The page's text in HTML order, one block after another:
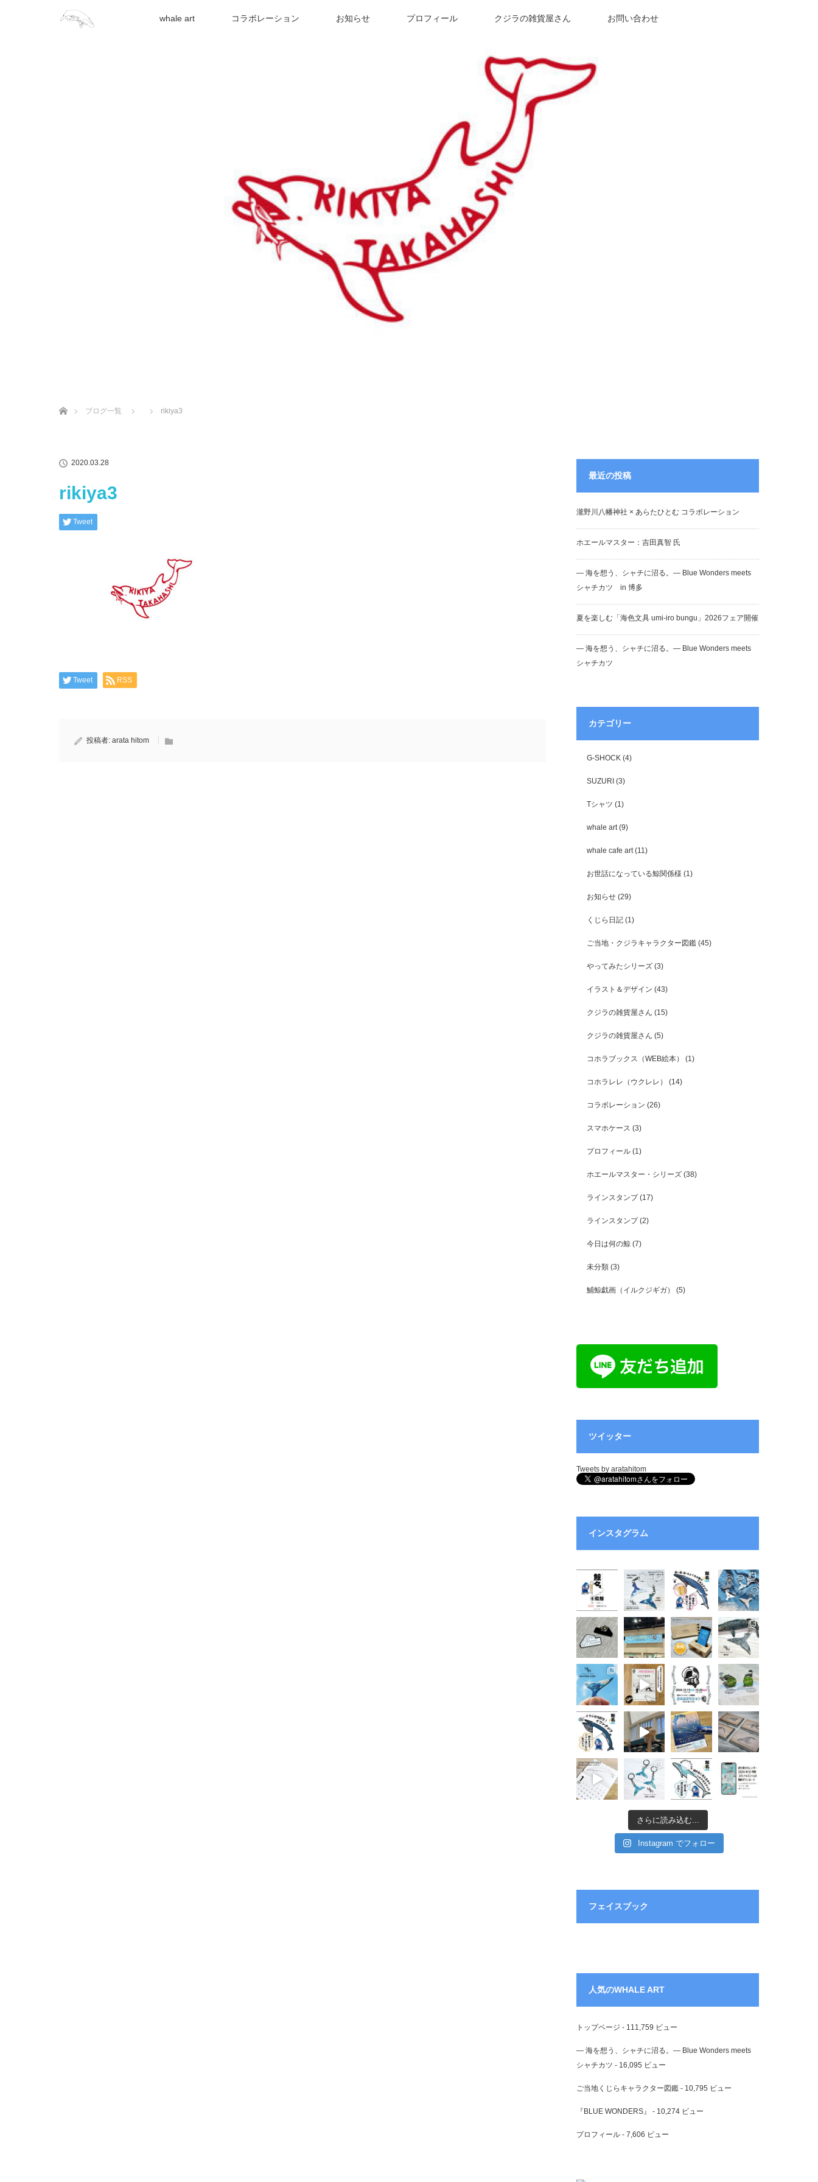
whale art コラボレーション お知らせ プロフィール クジラの雑貨屋さん お問い合わせ
ブログ一覧
rikiya3
2020.03.28
rikiya3
Tweet
Tweet RSS
投稿者: arata hitom
最近の投稿
瀧野川八幡神社 × あらたひとむ コラボレーション
ホエールマスター：吉田真智 氏
― 海を想う、シャチに沼る。― Blue Wonders meets
シャチカツ in 博多
夏を楽しむ「海色文具 umi-iro bungu」2026フェア開催
― 海を想う、シャチに沼る。― Blue Wonders meets
シャチカツ
カテゴリー
G-SHOCK (4)
SUZURI (3)
Tシャツ (1)
whale art(9)
whale cafe art(11)
お世話になっている鯨関係様 (1)
お知らせ (29)
くじら日記 (1)
ご当地・クジラキャラクター図鑑 (45)
やってみたシリーズ (3)
イラスト＆デザイン (43)
クジラの雑貨屋さん (15)
クジラの雑貨屋さん (5)
コホラブックス（WEB絵本） (1)
コホラレレ（ウクレレ） (14)
コラボレーション (26)
スマホケース (3)
プロフィール (1)
ホエールマスター・シリーズ (38)
ラインスタンプ(17)
ラインスタンプ(2)
今日は何の鯨 (7)
未分類 (3)
鯆鯨戯画（イルクジギガ） (5)
ツイッター
Tweets by aratahitom
インスタグラム
さらに読み込む...
Instagram でフォロー
フェイスブック
人気のWHALE ART
トップページ - 111,759 ビュー
― 海を想う、シャチに沼る。― Blue Wonders meets
シャチカツ - 16,095 ビュー
ご当地くじらキャラクター図鑑 - 10,795 ビュー
『BLUE WONDERS』 - 10,274 ビュー
プロフィール - 7,606 ビュー